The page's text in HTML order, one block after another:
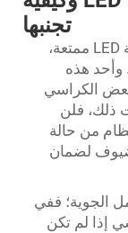
تجنبها
على الرغم من أن الكراسي المزودة بتقنية LED ممتعة،
وأحد هذه
بعض الكراسي
ذلك، فلن
من حالة
لضمان
الجوية؛ ففي
إذا لم تكن